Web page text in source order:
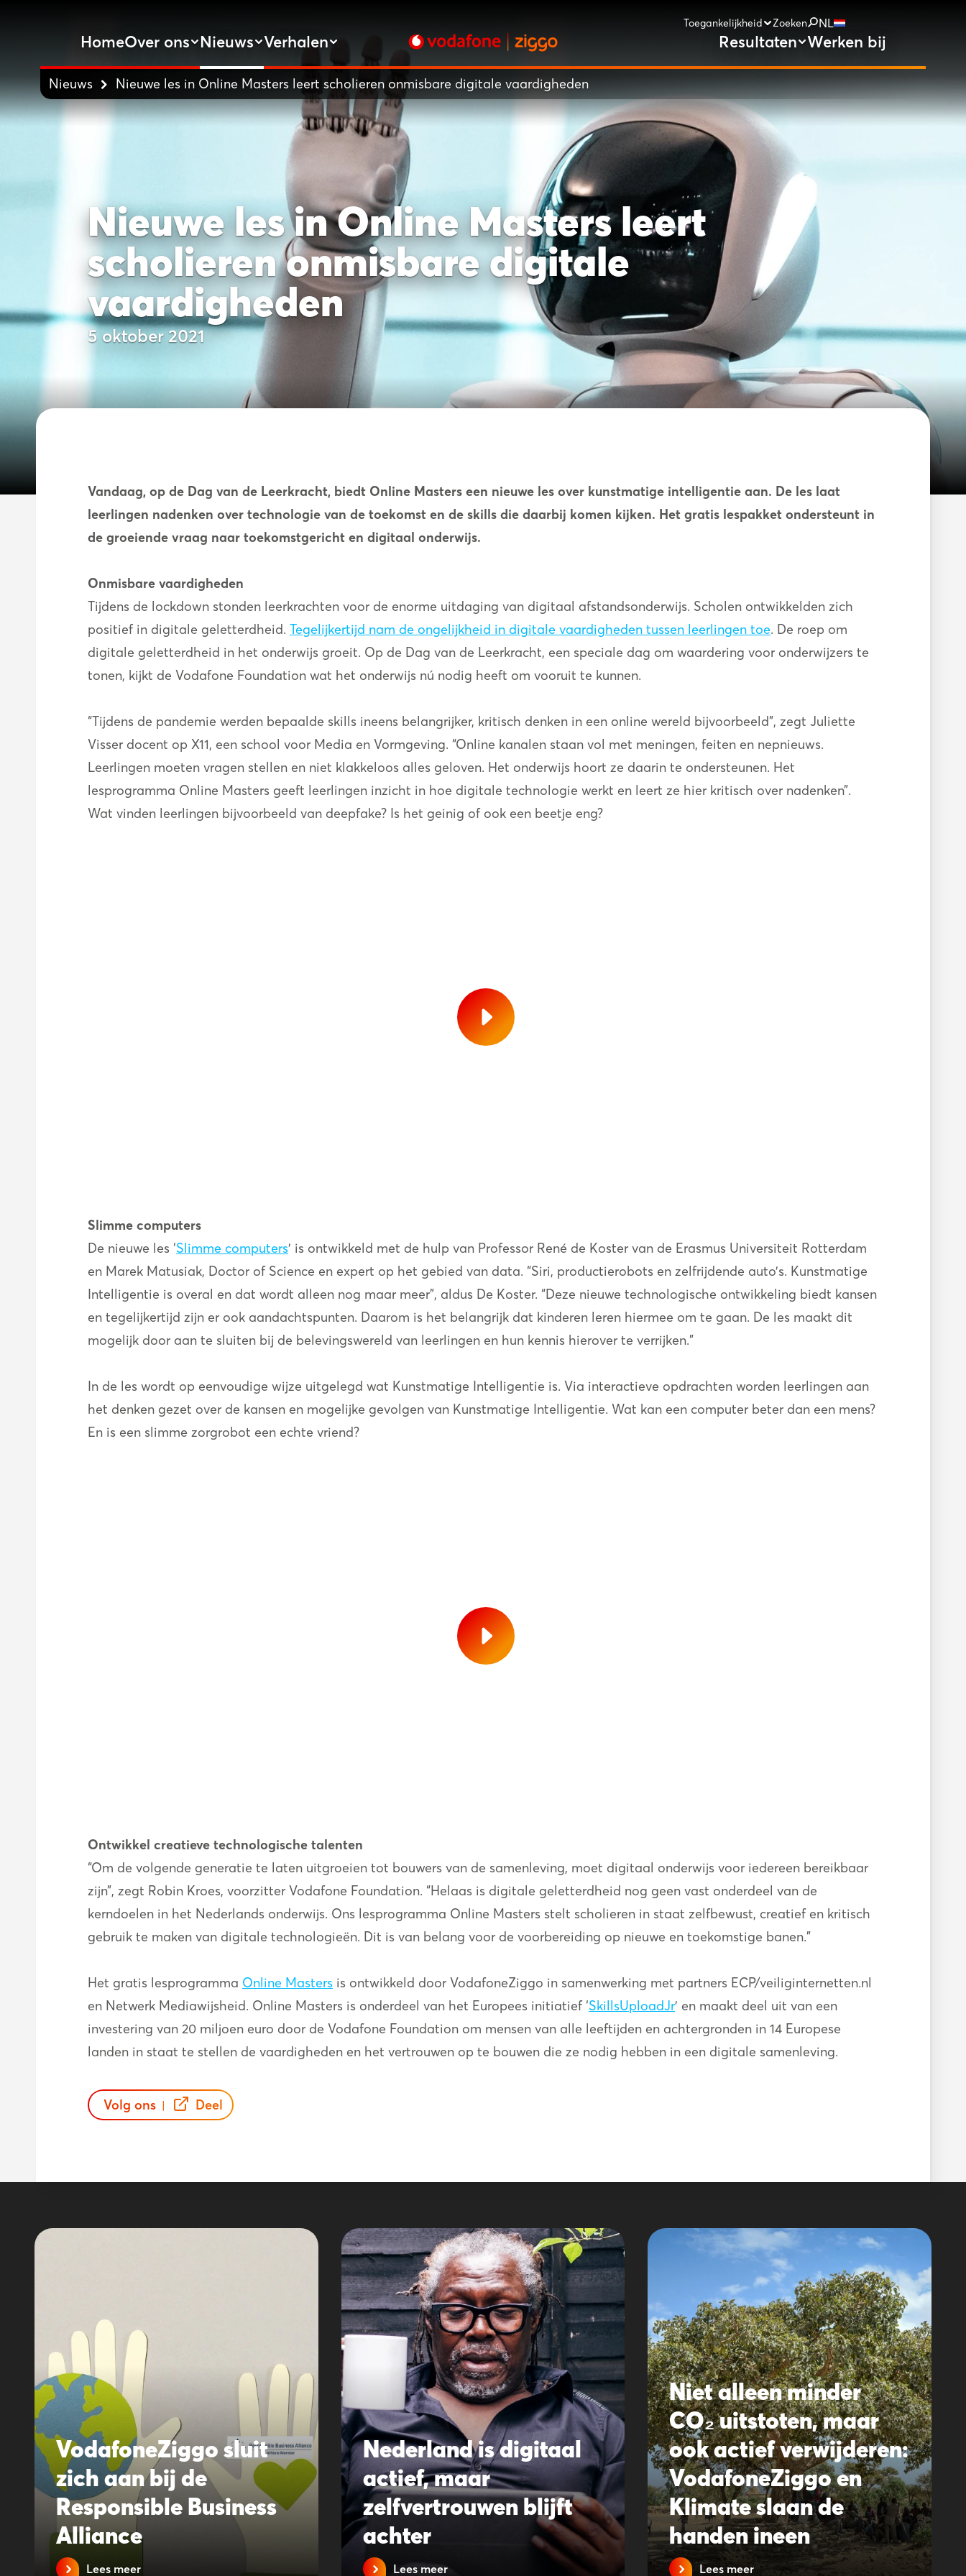
HomeOver ons Nieuws Verhalen Resultaten Werken bij
Toegankelijkheid Zoeken NL
Nieuws Nieuwe les in Online Masters leert scholieren onmisbare digitale vaardigheden
Nieuwe les in Online Masters leert
scholieren onmisbare digitale
vaardigheden
5 oktober 2021
Vandaag, op de Dag van de Leerkracht, biedt Online Masters een nieuwe les over kunstmatige intelligentie aan. De les laat
leerlingen nadenken over technologie van de toekomst en de skills die daarbij komen kijken. Het gratis lespakket ondersteunt in
de groeiende vraag naar toekomstgericht en digitaal onderwijs.
Onmisbare vaardigheden
Tijdens de lockdown stonden leerkrachten voor de enorme uitdaging van digitaal afstandsonderwijs. Scholen ontwikkelden zich
positief in digitale geletterdheid. Tegelijkertijd nam de ongelijkheid in digitale vaardigheden tussen leerlingen toe. De roep om
digitale geletterdheid in het onderwijs groeit. Op de Dag van de Leerkracht, een speciale dag om waardering voor onderwijzers te
tonen, kijkt de Vodafone Foundation wat het onderwijs nú nodig heeft om vooruit te kunnen.
“Tijdens de pandemie werden bepaalde skills ineens belangrijker, kritisch denken in een online wereld bijvoorbeeld”, zegt Juliette
Visser docent op X11, een school voor Media en Vormgeving. “Online kanalen staan vol met meningen, feiten en nepnieuws.
Leerlingen moeten vragen stellen en niet klakkeloos alles geloven. Het onderwijs hoort ze daarin te ondersteunen. Het
lesprogramma Online Masters geeft leerlingen inzicht in hoe digitale technologie werkt en leert ze hier kritisch over nadenken”.
Wat vinden leerlingen bijvoorbeeld van deepfake? Is het geinig of ook een beetje eng?
Slimme computers
De nieuwe les ‘Slimme computers’ is ontwikkeld met de hulp van Professor René de Koster van de Erasmus Universiteit Rotterdam
en Marek Matusiak, Doctor of Science en expert op het gebied van data. “Siri, productierobots en zelfrijdende auto’s. Kunstmatige
Intelligentie is overal en dat wordt alleen nog maar meer”, aldus De Koster. “Deze nieuwe technologische ontwikkeling biedt kansen
en tegelijkertijd zijn er ook aandachtspunten. Daarom is het belangrijk dat kinderen leren hiermee om te gaan. De les maakt dit
mogelijk door aan te sluiten bij de belevingswereld van leerlingen en hun kennis hierover te verrijken.”
In de les wordt op eenvoudige wijze uitgelegd wat Kunstmatige Intelligentie is. Via interactieve opdrachten worden leerlingen aan
het denken gezet over de kansen en mogelijke gevolgen van Kunstmatige Intelligentie. Wat kan een computer beter dan een mens?
En is een slimme zorgrobot een echte vriend?
Ontwikkel creatieve technologische talenten
“Om de volgende generatie te laten uitgroeien tot bouwers van de samenleving, moet digitaal onderwijs voor iedereen bereikbaar
zijn”, zegt Robin Kroes, voorzitter Vodafone Foundation. “Helaas is digitale geletterdheid nog geen vast onderdeel van de
kerndoelen in het Nederlands onderwijs. Ons lesprogramma Online Masters stelt scholieren in staat zelfbewust, creatief en kritisch
gebruik te maken van digitale technologieën. Dit is van belang voor de voorbereiding op nieuwe en toekomstige banen.”
Het gratis lesprogramma Online Masters is ontwikkeld door VodafoneZiggo in samenwerking met partners ECP/veiliginternetten.nl
en Netwerk Mediawijsheid. Online Masters is onderdeel van het Europees initiatief ‘SkillsUploadJr' en maakt deel uit van een
investering van 20 miljoen euro door de Vodafone Foundation om mensen van alle leeftijden en achtergronden in 14 Europese
landen in staat te stellen de vaardigheden en het vertrouwen op te bouwen die ze nodig hebben in een digitale samenleving.
Volg ons | Deel
VodafoneZiggo sluit
zich aan bij de
Responsible Business
Alliance
Lees meer
Nederland is digitaal
actief, maar
zelfvertrouwen blijft
achter
Lees meer
Niet alleen minder
CO₂ uitstoten, maar
ook actief verwijderen:
VodafoneZiggo en
Klimate slaan de
handen ineen
Lees meer